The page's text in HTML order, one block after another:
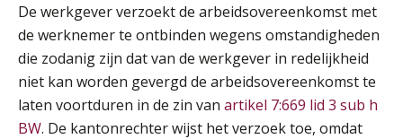
De werkgever verzoekt de arbeidsovereenkomst met
de werknemer te ontbinden wegens omstandigheden
die zodanig zijn dat van de werkgever in redelijkheid
niet kan worden gevergd de arbeidsovereenkomst te
laten voortduren in de zin van artikel 7:669 lid 3 sub h
BW. De kantonrechter wijst het verzoek toe, omdat
11
AUG
Practical Diploma in Payroll Administration (PDL®)
Markus Verbeek Praehep
14
AUG
HBO Programma Manager Payroll Services & Benefits
Markus Verbeek Praehep